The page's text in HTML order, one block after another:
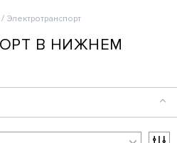
Электротранспорт
В НИЖНЕМ